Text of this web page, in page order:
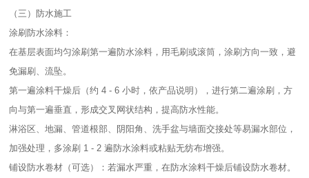
（三）防水施工​
涂刷防水涂料：​
在基层表面均匀涂刷第一遍防水涂料，用毛刷或滚筒，涂刷方向一致，避
免漏刷、流坠。​
第一遍涂料干燥后（约 4 - 6 小时，依产品说明），进行第二遍涂刷，方
向与第一遍垂直，形成交叉网状结构，提高防水性能。​
淋浴区、地漏、管道根部、阴阳角、洗手盆与墙面交接处等易漏水部位，
加强处理，多涂刷 1 - 2 遍防水涂料或粘贴无纺布增强。​
铺设防水卷材（可选）：若漏水严重，在防水涂料干燥后铺设防水卷材。